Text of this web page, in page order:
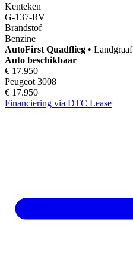
Kenteken
G-137-RV
Brandstof
Benzine
AutoFirst Quadflieg • Landgraaf
Auto beschikbaar
€ 17.950
Peugeot 3008
€ 17.950
Financiering via DTC Lease